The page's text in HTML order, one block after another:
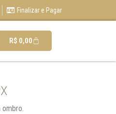
Finalizar e Pagar
R$ 0,00